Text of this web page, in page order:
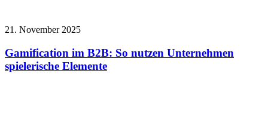
21. November 2025
Gamification im B2B: So nutzen Unternehmen
spielerische Elemente